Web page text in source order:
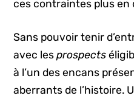
ces contraintes plus en
Sans pouvoir tenir
avec lesprospects
à l’un des encans
aberrants de l’histoire.